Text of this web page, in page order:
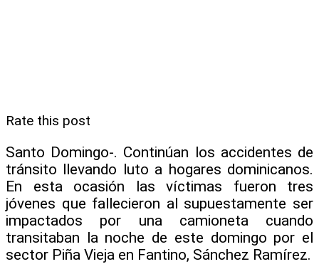
Rate this post
Santo Domingo-. Continúan los accidentes de
tránsito llevando luto a hogares dominicanos.
En esta ocasión las víctimas fueron tres
jóvenes que fallecieron al supuestamente ser
impactados por una camioneta cuando
transitaban la noche de este domingo por el
sector Piña Vieja en Fantino, Sánchez Ramírez.